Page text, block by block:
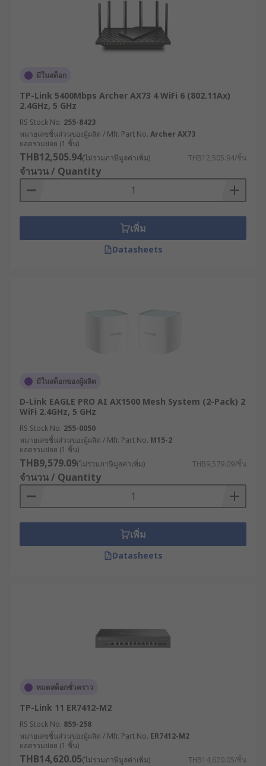
เราเตอร์อินเทอร์เน็ตมีกี่
ประเภทที่ออกแบบมาเพื่อตอบสนองความต้องการ
เราเตอร์เซลลูลาร์ (Cellular Router) : เราเตอร์
ประเภทนี้ใช้เครือข่าย 4G/5G ในการเชื่อมต่อ
อินเทอร์เน็ต เหมาะสำหรับพื้นที่ห่างไกลหรือที่
ไม่มีโครงสร้างพื้นฐานด้านการสื่อสารแบบใช้
สาย หรือต้องการความยืดหยุ่นในการติดตั้ง
เราเตอร์แบบ Dual SIM : เราเตอร์ WiFi แบบที่มา
พร้อมช่องใส่ซิมการ์ด 2 ช่อง สามารถสลับการ
เชื่อมต่อระหว่างผู้ให้บริการได้โดยอัตโนมัติเมื่อ
เครือข่ายหลักมีปัญหา เพิ่มความเสถียรในการ
แต่ละขณะ
เราเตอร์ Edge Computing : นอกจากทำหน้าที่
เป็นเราเตอร์ WiFi แล้ว ยังมีความสามารถในการ
ประมวลผลข้อมูล ณ จุดที่เกิดข้อมูล (Edge) ลด
การส่งข้อมูลไปยังศูนย์ข้อมูลกลาง เหมาะสำหรับ
ระบบ IoT ที่ต้องการการตอบสนองแบบเรียลไทม์
เราเตอร์ PoE (Power over Ethernet ): สามารถ
จ่ายไฟผ่านสายแลนให้แก่อุปกรณ์ปลายทาง เช่น
กล้อง IP, จุดกระจายสัญญาณไร้สาย หรือ
โทรศัพท์ VoIP ช่วยลดความซับซ้อนในการเดิน
เราเตอร์ทางรถไฟ (Railway Router) : ออกแบบ
คู่มือการเลือกเราเตอร์
ความต้องการ
พื้นที่ครอบคลุม : ตรวจสอบให้แน่ใจว่าเราเตอร์
สามารถกระจายสัญญาณได้ครอบคลุมพื้นที่อยู่
อาศัยหรือพื้นที่ทำงานของคุณอย่างเพียงพอ เพื่อ
ให้การใช้งาน WiFi เป็นไปอย่างมีประสิทธิภาพ
มีในสต็อก
TP-Link 5400Mbps Archer AX73 4 WiFi 6 (802.11Ax)
2.4GHz, 5 GHz
RS Stock No. 255-8423
หมายเลขชิ้นส่วนของผู้ผลิต / Mfr. Part No. Archer AX73
ยอดรวมย่อย (1 ชิ้น)
THB12,505.94(ไม่รวมภาษีมูลค่าเพิ่ม) THB12,505.94/ชิ้น
จำนวน / Quantity
เพิ่ม
Datasheets
มีในสต็อกของผู้ผลิต
D-Link EAGLE PRO AI AX1500 Mesh System (2-Pack) 2
WiFi 2.4GHz, 5 GHz
RS Stock No. 255-0050
หมายเลขชิ้นส่วนของผู้ผลิต / Mfr. Part No. M15-2
ยอดรวมย่อย (1 ชิ้น)
THB9,579.09(ไม่รวมภาษีมูลค่าเพิ่ม) THB9,579.09/ชิ้น
จำนวน / Quantity
เพิ่ม
Datasheets
หมดสต็อกชั่วคราว
TP-Link 11 ER7412-M2
RS Stock No. 859-258
หมายเลขชิ้นส่วนของผู้ผลิต / Mfr. Part No. ER7412-M2
ยอดรวมย่อย (1 ชิ้น)
THB14,620.05(ไม่รวมภาษีมูลค่าเพิ่ม) THB14,620.05/ชิ้น